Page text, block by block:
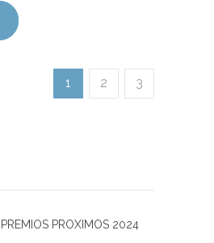
1 2 3
PREMIOS PROXIMOS 2024